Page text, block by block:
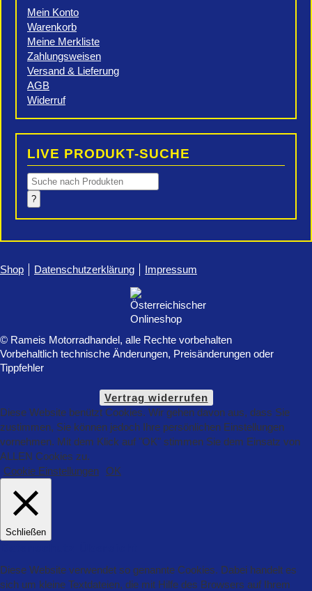
Mein Konto
Warenkorb
Meine Merkliste
Zahlungsweisen
Versand & Lieferung
AGB
Widerruf
LIVE PRODUKT-SUCHE
Products
search
?
Shop Datenschutzerklärung Impressum
© Rameis Motorradhandel, alle Rechte vorbehalten
Vorbehaltlich technische Änderungen, Preisänderungen oder
Tippfehler
Vertrag widerrufen
Diese Website benützt Cookies. Wir gehen davon aus, dass Sie
zustimmen, Sie können jedoch Ihre persönlichen Einstellungen
vornehmen. Mit dem Klick auf "OK" stimmen Sie dem Einsatz von
ALLEN Cookies zu.
Cookie Einstellungen
OK
Schließen
Diese Website verwendet so genannte Cookies. Dabei handelt es
sich um kleine Textdateien, die mit Hilfe des Browsers auf Ihrem